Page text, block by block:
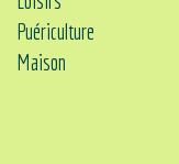
Puériculture
Maison